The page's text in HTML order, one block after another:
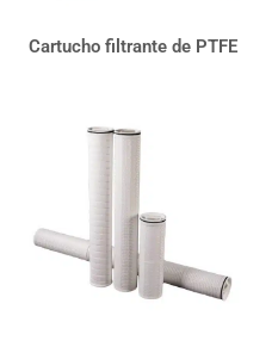
Cartucho filtrante de PTFE